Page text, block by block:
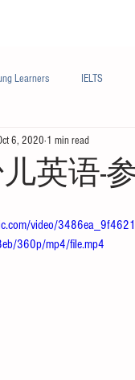
Learners IELTS
Life English French/法语
英语-
6, 2020 1 min read
video/
360p/mp4/file.mp4